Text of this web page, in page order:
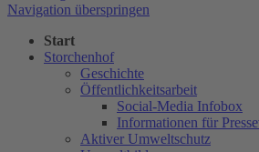
Navigation überspringen
Start
Storchenhof
Geschichte
Öffentlichkeitsarbeit
Social-Media Infobox
Informationen für
Aktiver Umweltschutz